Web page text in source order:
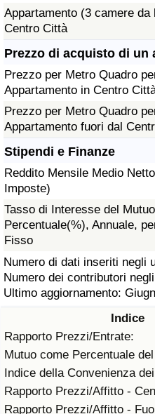
Appartamento (3 camere da
Centro Città
Prezzo di acquisto di un
Prezzo per Metro Quadro
Appartamento in Centro
Prezzo per Metro Quadro
Appartamento fuori dal
Stipendi e Finanze
Reddito Mensile Medio
Imposte)
Tasso di Interesse del
Percentuale(%), Annuale,
Fisso
Numero di dati inseriti negli
Numero dei contributori
Ultimo aggiornamento:
Indice
Rapporto Prezzi/Entrate:
Mutuo come Percentuale
Indice della Convenienza
Rapporto Prezzi/Affitto -
Rapporto Prezzi/Affitto -
Indice del Tasso di
Indice della Criminalità
Indice di criminalità per
Assistenza Sanitaria
Indice dell’Assistenza
Indice dell’Assistenza
Indice dell’Assistenza
Nazione
Inquinamento
Indice dell’Inquinamento
Indice di inquinamento
Indice dell’Inquinamento